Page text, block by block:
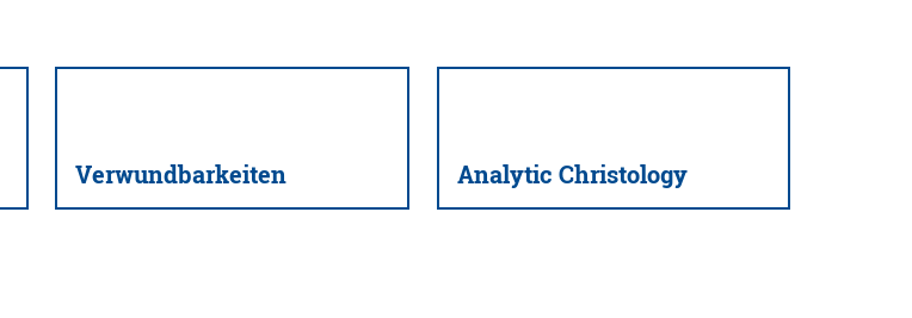
Verwundbarkeiten Analytic Christology